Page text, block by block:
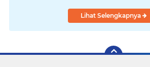
Lihat Selengkapnya